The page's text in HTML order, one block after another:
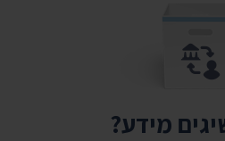
מידע?